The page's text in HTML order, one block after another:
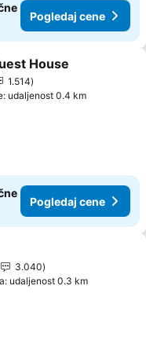
Pogledaj cene
u favorite
House
1.514
udaljenost 0.4 km
Pogledaj cene
favorite
3.040
udaljenost 0.3 km